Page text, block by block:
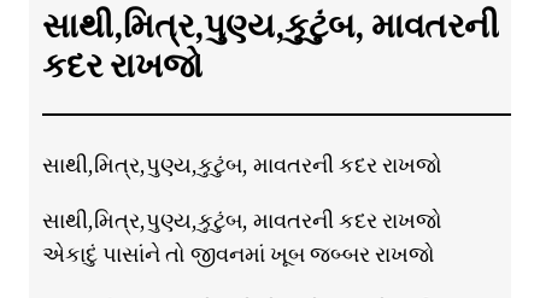
સાથી,મિત્ર,પુણ્ય,કુટુંબ, માવતરની
કદર રાખજો
સાથી,મિત્ર,પુણ્ય,કુટુંબ, માવતરની કદર રાખજો
સાથી,મિત્ર,પુણ્ય,કુટુંબ, માવતરની કદર રાખજો
એકાદું પાસાંને તો જીવનમાં ખૂબ જબ્બર રાખજો